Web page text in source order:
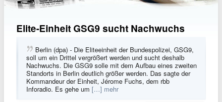
Elite-Einheit GSG9 sucht Nachwuchs
Berlin (dpa) - Die Eliteeinheit der Bundespolizei, GSG9,
soll um ein Drittel vergrößert werden und sucht deshalb
Nachwuchs. Die GSG9 solle mit dem Aufbau eines zweiten
Standorts in Berlin deutlich größer werden. Das sagte der
Kommandeur der Einheit, Jérome Fuchs, dem rbb
Inforadio. Es gehe um […] mehr